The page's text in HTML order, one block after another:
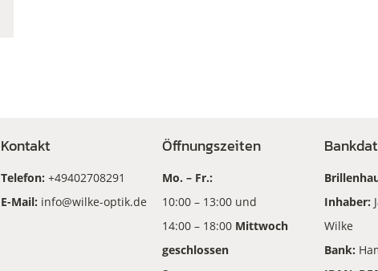
Kontakt
Telefon: +49402708291
E-Mail: info@wilke-optik.de
Öffnungszeiten
Mo. – Fr.:
10:00 – 13:00 und
14:00 – 18:00 Mittwoch
geschlossen
Inhaber:
Wilke
Bank: